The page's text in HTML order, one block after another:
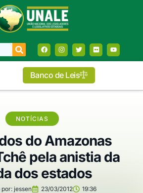
Banco de Leis
NOTÍCIAS
do Amazonas
pela anistia da
dos estados
por:jessen 23/03/2012 19:36